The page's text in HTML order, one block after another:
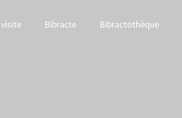
Bibracte Bibractothèque